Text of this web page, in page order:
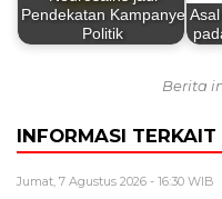
Pendekatan Kampanye
Politik
Berita
INFORMASI TERKAIT
Jumat, 7 Agustus 2026 - 16:30 WIB